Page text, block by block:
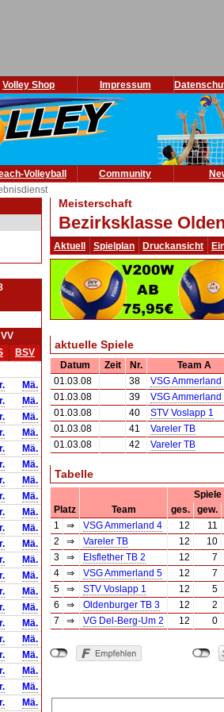
Volley Shop Impressum
Volleyball Community
BSV
Mä.
Mä.
Mä.
Mä.
Mä.
Mä.
Mä.
Mä.
Mä.
Mä.
Mä.
Mä.
Mä.
Mä.
Mä.
Mä.
Mä.
Mä.
Mä.
Mä.
Mä.
Meisterschaft
Bezirksklasse
Aktuell Spielplan Druckansicht
aktuelle Spiele
Datum Zeit Nr.
Team A
01.03.08
38
VSG Ammerland
01.03.08
39
VSG Ammerland
01.03.08
40
STV Voslapp 1
01.03.08
41
Vareler TB
01.03.08
42 Vareler TB
Tabelle
Spiele
Platz
Team ges.
gew.
1
⇒ VSG Ammerland 4 12
11
2
⇒ Vareler TB 12
10
3
⇒ Elsflether TB 2 12
7
4
⇒ VSG Ammerland 5 12
7
5
⇒ STV Voslapp 1 12
5
6
⇒ Oldenburger TB 3 12
2
7
⇒ VG Del-Berg-Um 2 12 0